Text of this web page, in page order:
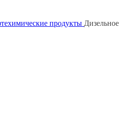
продукты Дизельное